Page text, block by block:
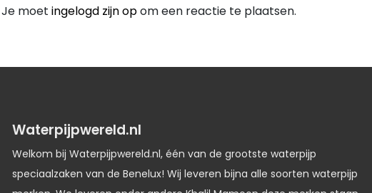
Je moet ingelogd zijn opom een reactie te plaatsen.
Waterpijpwereld.nl
Welkom bij Waterpijpwereld.nl, één van de grootste waterpijp
speciaalzaken van de Benelux! Wij leveren bijna alle soorten waterpijp